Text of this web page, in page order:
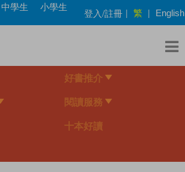
中學生
小學生
登入/註冊 | 繁 | English
好書推介
閱讀服務
十本好讀